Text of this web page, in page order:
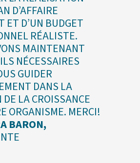
D’AFFAIRE
ET D’UN BUDGET
RÉALISTE.
MAINTENANT
NÉCESSAIRES
GUIDER
DANS LA
LA CROISSANCE
ORGANISME. MERCI!
BARON,